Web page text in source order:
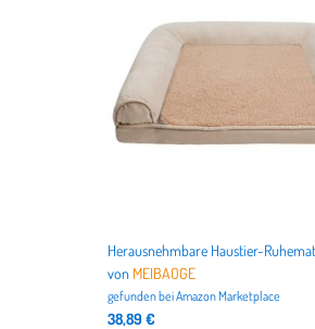
von MEIBAOGE
gefunden beiAmazon Marketplace
38,89 €